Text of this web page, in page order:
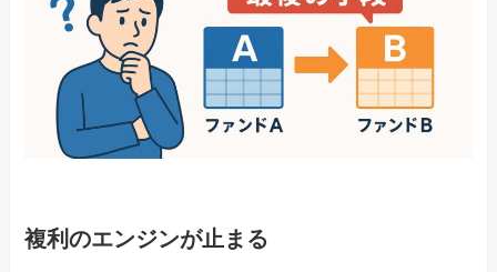
複利のエンジンが止まる